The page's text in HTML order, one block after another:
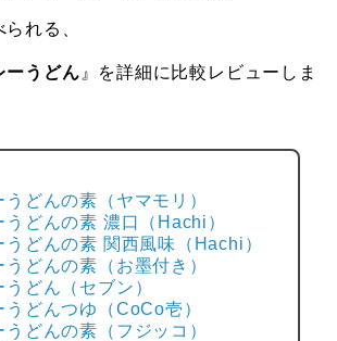
れる、
ーうどん 』を詳細に比較レビューしま
うどんの素（ヤマモリ）
うどんの素 濃口（Hachi）
うどんの素 関西風味（Hachi）
うどんの素（お墨付き）
うどん（セブン）
うどんつゆ（CoCo壱）
うどんの素（フジッコ）